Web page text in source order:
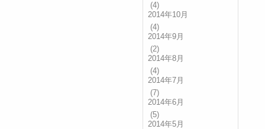
(4)
2014年10月
(4)
2014年9月
(2)
2014年8月
(4)
2014年7月
(7)
2014年6月
(5)
2014年5月